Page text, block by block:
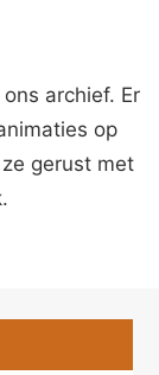
archief. Er
op
gerust met